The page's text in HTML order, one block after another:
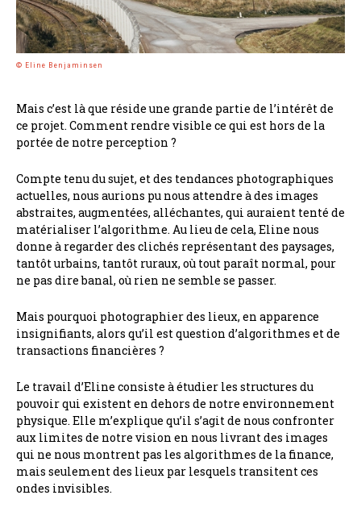
© Eline Benjaminsen
Mais c’est là que réside une grande partie de l’intérêt de
ce projet. Comment rendre visible ce qui est hors de la
portée de notre perception ?
Compte tenu du sujet, et des tendances photographiques
actuelles, nous aurions pu nous attendre à des images
abstraites, augmentées, alléchantes, qui auraient tenté de
matérialiser l’algorithme. Au lieu de cela, Eline nous
donne à regarder des clichés représentant des paysages,
tantôt urbains, tantôt ruraux, où tout paraît normal, pour
ne pas dire banal, où rien ne semble se passer.
Mais pourquoi photographier des lieux, en apparence
insignifiants, alors qu’il est question d’algorithmes et de
transactions financières ?
Le travail d’Eline consiste à étudier les structures du
pouvoir qui existent en dehors de notre environnement
physique. Elle m’explique qu’il s’agit de nous confronter
aux limites de notre vision en nous livrant des images
qui ne nous montrent pas les algorithmes de la finance,
mais seulement des lieux par lesquels transitent ces
ondes invisibles.